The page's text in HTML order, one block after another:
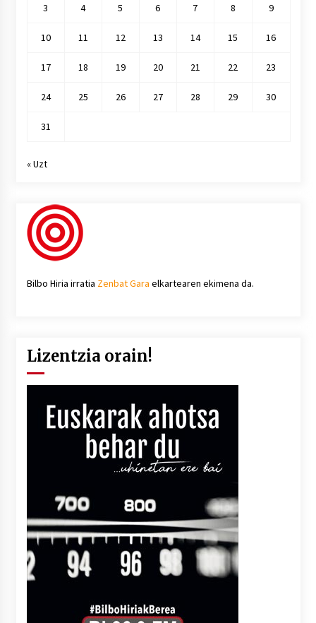
3 4 5 6 7 8 9
10 11 12 13 14 15 16
17 18 19 20 21 22 23
24 25 26 27 28 29 30
31
« Uzt
Bilbo Hiria irratia Zenbat Gara elkartearen ekimena da.
Lizentzia orain!